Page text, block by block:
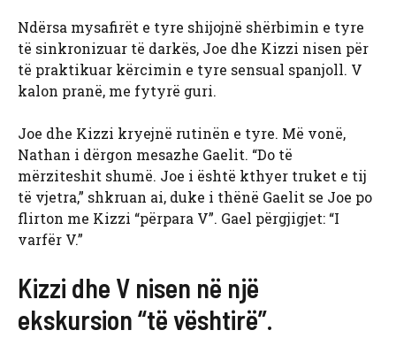
Ndërsa mysafirët e tyre shijojnë shërbimin e tyre
të sinkronizuar të darkës, Joe dhe Kizzi nisen për
të praktikuar kërcimin e tyre sensual spanjoll. V
kalon pranë, me fytyrë guri.
Joe dhe Kizzi kryejnë rutinën e tyre. Më vonë,
Nathan i dërgon mesazhe Gaelit. “Do të
mërziteshit shumë. Joe i është kthyer truket e tij
të vjetra,” shkruan ai, duke i thënë Gaelit se Joe po
flirton me Kizzi “përpara V”. Gael përgjigjet: “I
varfër V.”
Kizzi dhe V nisen në një
ekskursion “të vështirë”.